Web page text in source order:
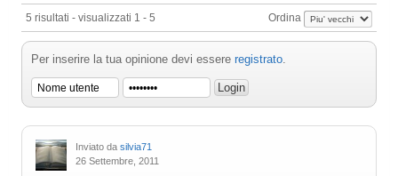
5 risultati - visualizzati 1 - 5 Ordina
Per inserire la tua opinione devi essere registrato.
Inviato da silvia71
26 Settembre, 2011